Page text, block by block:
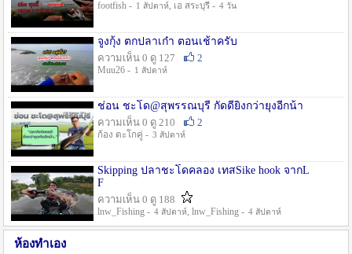
footfish - 1 สัปดาห์, เอ สระบุรี - 4 วัน
จูงกุ้ง ตกปลาเก๋า ตอนเช้าครับ
ความเห็น 0 ดู 127
2
Muu26 - 1 สัปดาห์
ช่อน ชะโด@สุพรรณบุรี กัดดียิ่งกว่ายุงอีกน้า
ความเห็น 0 ดู 210
2
ก้อง ตะโกคู่ - 3 สัปดาห์
Skipping ปลาชะโดคลอง เทสSike hook จากL
F
ความเห็น 0 ดู 188
lnw_Fishing - 4 สัปดาห์, lnw_Fishing - 4 สัปดาห์
ห้องทำเอง